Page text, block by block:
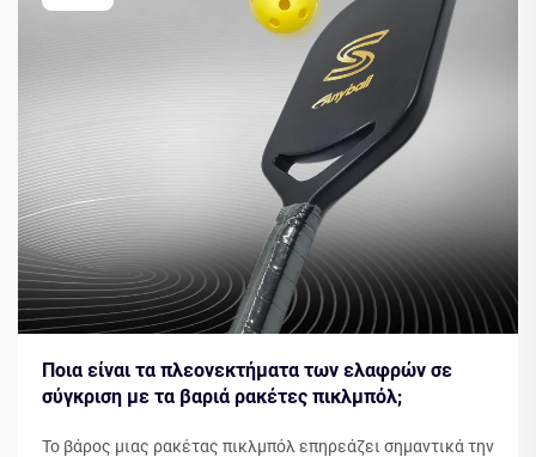
Ποια είναι τα πλεονεκτήματα των ελαφρών σε
σύγκριση με τα βαριά ρακέτες πικλμπόλ;
Το βάρος μιας ρακέτας πικλμπόλ επηρεάζει σημαντικά την